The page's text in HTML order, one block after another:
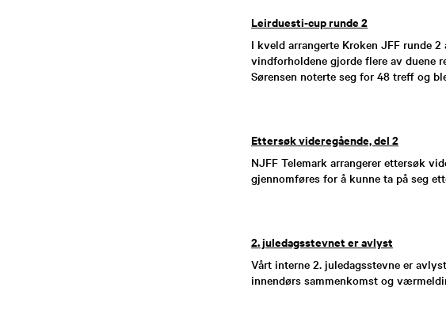
Leirduesti-cup runde 2
I kveld arrangerte Kroken JFF runde
vindforholdene gjorde flere av duene
Sørensen noterte seg for 48 treff og
Ettersøk videregående, del 2
NJFF Telemark arrangerer ettersøk
gjennomføres for å kunne ta på seg
2. juledagsstevnet er avlyst
Vårt interne 2. juledagsstevne er
innendørs sammenkomst og